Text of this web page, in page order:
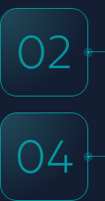
02
04